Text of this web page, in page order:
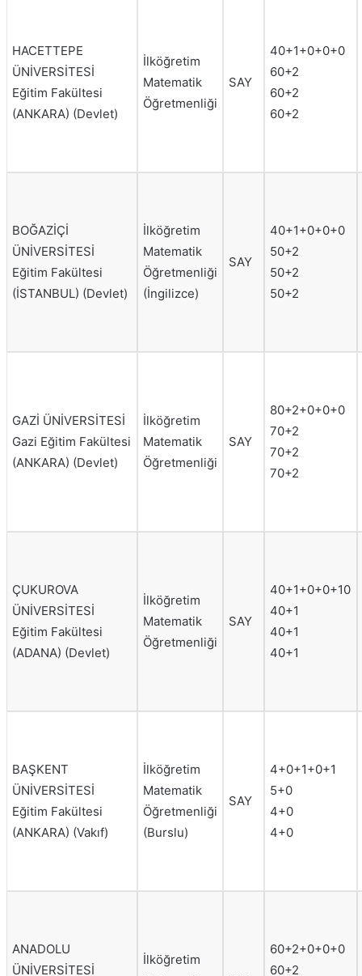
HACETTEPE
ÜNİVERSİTESİ
Eğitim Fakültesi
(ANKARA) (Devlet)
İlköğretim
Matematik
Öğretmenliği
SAY
40+1+0+0+0
60+2
60+2
60+2
BOĞAZİÇİ
ÜNİVERSİTESİ
Eğitim Fakültesi
(İSTANBUL) (Devlet)
İlköğretim
Matematik
Öğretmenliği
(İngilizce)
SAY
40+1+0+0+0
50+2
50+2
50+2
GAZİ ÜNİVERSİTESİ
Gazi Eğitim Fakültesi
(ANKARA) (Devlet)
İlköğretim
Matematik
Öğretmenliği
SAY
80+2+0+0+0
70+2
70+2
70+2
ÇUKUROVA
ÜNİVERSİTESİ
Eğitim Fakültesi
(ADANA) (Devlet)
İlköğretim
Matematik
Öğretmenliği
SAY
40+1+0+0+10
40+1
40+1
40+1
BAŞKENT
ÜNİVERSİTESİ
Eğitim Fakültesi
(ANKARA) (Vakıf)
İlköğretim
Matematik
Öğretmenliği
(Burslu)
SAY
4+0+1+0+1
5+0
4+0
4+0
ANADOLU
ÜNİVERSİTESİ
İlköğretim
60+2+0+0+0
60+2